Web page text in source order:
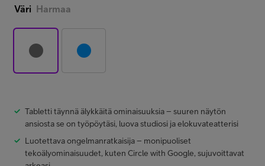
Väri Harmaa
Tabletti täynnä älykkäitä ominaisuuksia – suuren näytön
ansiosta se on työpöytäsi, luova studiosi ja elokuvateatterisi
Luotettava ongelmanratkaisija – monipuoliset
tekoälyominaisuudet, kuten Circle with Google, sujuvoittavat